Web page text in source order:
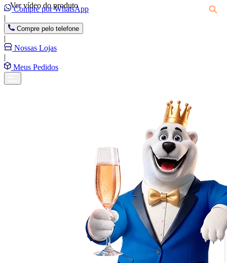
Compre por WhatsApp
|
Compre pelo telefone
|
Nossas Lojas
|
Meus Pedidos
Ver vídeo do produto